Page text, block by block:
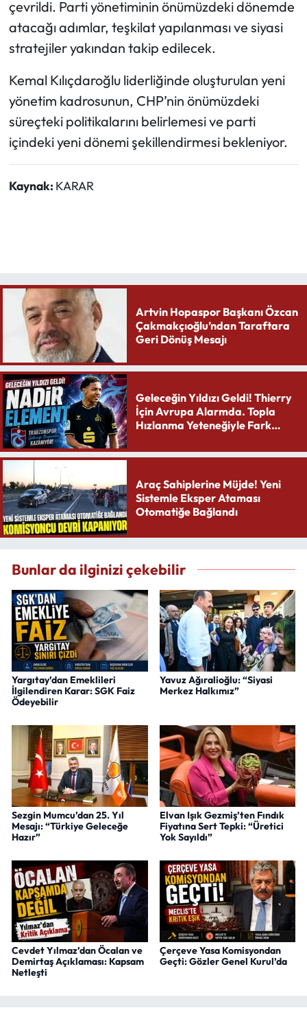
çevrildi. Parti yönetiminin önümüzdeki dönemde
atacağı adımlar, teşkilat yapılanması ve siyasi
stratejiler yakından takip edilecek.
Kemal Kılıçdaroğlu liderliğinde oluşturulan yeni
yönetim kadrosunun, CHP’nin önümüzdeki
süreçteki politikalarını belirlemesi ve parti
içindeki yeni dönemi şekillendirmesi bekleniyor.
Kaynak: KARAR
Artvin Hopaspor Başkanı Özcan
Çakmakçıoğlu’ndan Taraftara
Geri Dönüş Mesajı
Geleceğin Yıldızı Geldi! Thierry
İçin Avrupa Alarmda. Topla
Hızlanma Yeteneğiyle Fark
Araç Sahiplerine Müjde! Yeni
Sistemle Eksper Ataması
Otomatiğe Bağlandı
Bunlar da ilginizi çekebilir
Yargıtay’dan Emeklileri
İlgilendiren Karar: SGK Faiz
Ödeyebilir
Yavuz Ağıralioğlu: “Siyasi
Merkez Halkımız”
Sezgin Mumcu’dan 25. Yıl
Mesajı: “Türkiye Geleceğe
Hazır”
Elvan Işık Gezmiş’ten Fındık
Fiyatına Sert Tepki: “Üretici
Yok Sayıldı”
Cevdet Yılmaz’dan Öcalan ve
Demirtaş Açıklaması: Kapsam
Netleşti
Çerçeve Yasa Komisyondan
Geçti: Gözler Genel Kurul’da